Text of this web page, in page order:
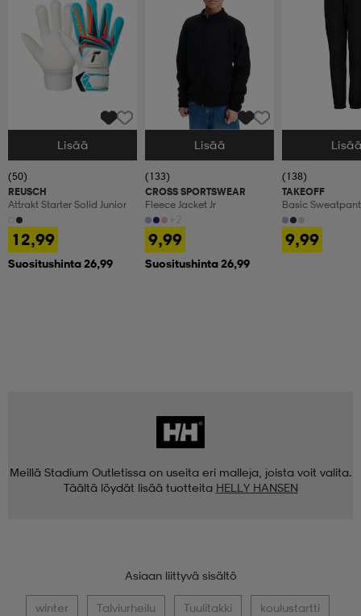
Valitse Koko
Lisää
(50)
REUSCH
Attrakt Starter Solid Junior
12,99
Suositushinta 26,99
Valitse Koko
Lisää
(133)
CROSS SPORTSWEAR
Fleece Jacket Jr
9,99
Suositushinta 26,99
Valitse Koko
(138)
TAKEOFF
Basic Sweatpant
9,99
Meillä Stadium Outletissa on useita eri malleja, joista voit valita.
Täältä löydät lisää tuotteita HELLY HANSEN
Asiaan liittyvä sisältö
winter Talviurheilu Tuulitakki koulustartti